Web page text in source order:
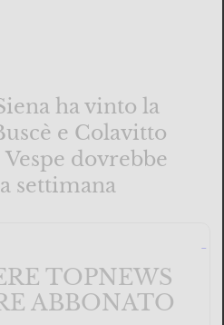
ha vinto la
e Colavitto
dovrebbe
settimana
TOPNEWS
ABBONATO